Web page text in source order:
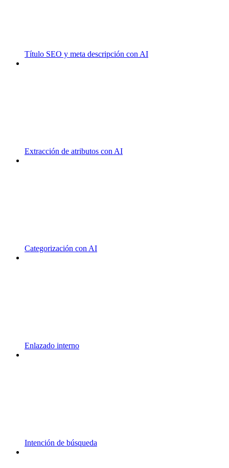
Título SEO y meta descripción con AI
Extracción de atributos con AI
Categorización con AI
Enlazado interno
Intención de búsqueda